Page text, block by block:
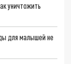
уничтожить
для малышей не